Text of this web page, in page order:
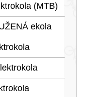
(MTB)
ekola